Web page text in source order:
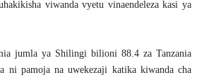
viwanda vyetu vinaendeleza kasi ya
jumla ya Shilingi bilioni 88.4 za Tanzania
ni pamoja na uwekezaji katika kiwanda cha